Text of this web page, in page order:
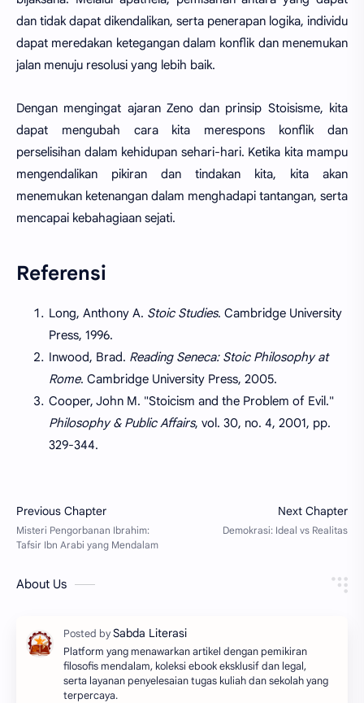
dan tidak dapat dikendalikan, serta penerapan logika, individu
dapat meredakan ketegangan dalam konflik dan menemukan
jalan menuju resolusi yang lebih baik.
Dengan mengingat ajaran Zeno dan prinsip Stoisisme, kita
dapat mengubah cara kita merespons konflik dan
perselisihan dalam kehidupan sehari-hari. Ketika kita mampu
mengendalikan pikiran dan tindakan kita, kita akan
menemukan ketenangan dalam menghadapi tantangan, serta
mencapai kebahagiaan sejati.
Referensi
Long, Anthony A. Stoic Studies. Cambridge University
Press, 1996.
Inwood, Brad. Reading Seneca: Stoic Philosophy at
Rome. Cambridge University Press, 2005.
Cooper, John M. "Stoicism and the Problem of Evil."
Philosophy & Public Affairs, vol. 30, no. 4, 2001, pp.
329-344.
About Us
Platform yang menawarkan artikel dengan pemikiran
filosofis mendalam, koleksi ebook eksklusif dan legal,
serta layanan penyelesaian tugas kuliah dan sekolah yang
terpercaya.